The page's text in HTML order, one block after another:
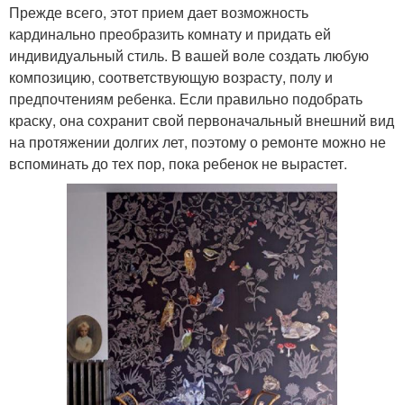
Прежде всего, этот прием дает возможность
кардинально преобразить комнату и придать ей
индивидуальный стиль. В вашей воле создать любую
композицию, соответствующую возрасту, полу и
предпочтениям ребенка. Если правильно подобрать
краску, она сохранит свой первоначальный внешний вид
на протяжении долгих лет, поэтому о ремонте можно не
вспоминать до тех пор, пока ребенок не вырастет.